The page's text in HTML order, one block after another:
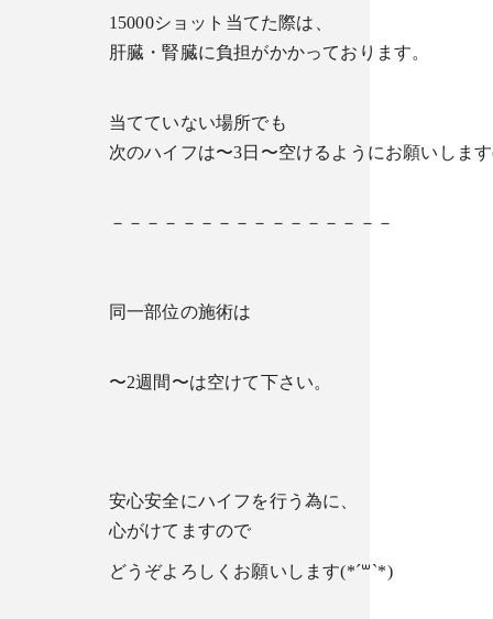
15000ショット当てた際は、
肝臓・腎臓に負担がかかっております。
当てていない場所でも
次のハイフは〜3日〜空けるようにお願いします
－－－－－－－－－－－－－－－－
同一部位の施術は
〜2週間〜は空けて下さい。
安心安全にハイフを行う為に、
心がけてますので
どうぞよろしくお願いします(*´꒳`*)